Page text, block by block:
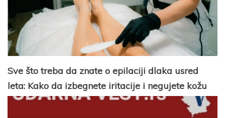
Sve što treba da znate o epilaciji dlaka usred
leta: Kako da izbegnete iritacije i negujete kožu